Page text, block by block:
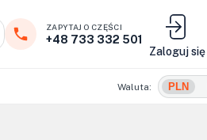
ZAPYTAJ O CZĘŚCI
+48 733 332 501
Zaloguj się
Waluta: PLN